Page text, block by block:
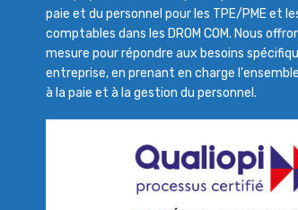
paie et du personnel pour les TPE/PME et
comptables dans les DROM COM. Nous
mesure pour répondre aux besoins
entreprise, en prenant en charge
à la paie et à la gestion du personnel.